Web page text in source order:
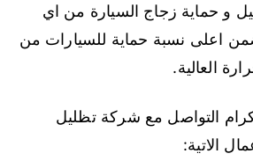
و حماية زجاج السيارة من اي
اعلى نسبة حماية للسيارات من
العالية.
التواصل مع شركة تظليل
الاتية: